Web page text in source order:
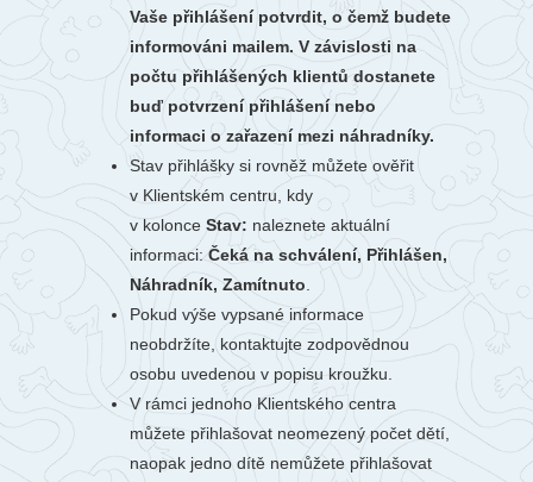
Vaše přihlášení potvrdit, o čemž budete
informováni mailem. V závislosti na
počtu přihlášených klientů dostanete
buď potvrzení přihlášení nebo
informaci o zařazení mezi náhradníky.
Stav přihlášky si rovněž můžete ověřit
v Klientském centru, kdy
v kolonce Stav: naleznete aktuální
informaci:Čeká na schválení, Přihlášen,
Náhradník, Zamítnuto
Pokud výše vypsané informace
neobdržíte, kontaktujte zodpovědnou
osobu uvedenou v popisu kroužku.
V rámci jednoho Klientského centra
můžete přihlašovat neomezený počet dětí,
naopak jedno dítě nemůžete přihlašovat